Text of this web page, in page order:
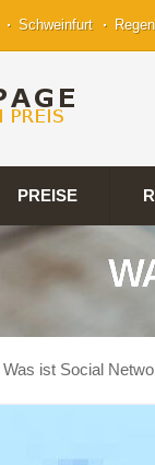
Schweinfurt
PREISE
Was ist Social